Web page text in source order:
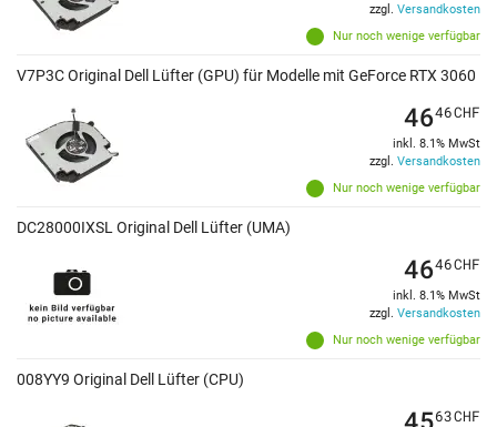
Nur noch wenige verfügbar
zzgl. Versandkosten
V7P3C Original Dell Lüfter (GPU) für Modelle mit GeForce RTX 3060
Nur noch wenige verfügbar
4646CHF
inkl. 8.1% MwSt
zzgl. Versandkosten
DC28000IXSL Original Dell Lüfter (UMA)
Nur noch wenige verfügbar
4646CHF
inkl. 8.1% MwSt
zzgl. Versandkosten
008YY9 Original Dell Lüfter (CPU)
4563CHF